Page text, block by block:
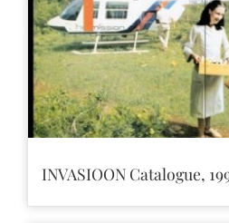
INVASIOON Catalogue,